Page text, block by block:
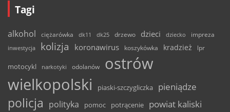
Tagi
alkohol ciężarówka dk11 dk25 drzewo dzieci dziecko
impreza
inwestycja
kolizja koronawirus koszykówka kradzież lpr
motocykl narkotyki odolanów
ostrów
wielkopolski
piaski-szczygliczka pieniądze
policja polityka pomoc potrącenie powiat kaliski